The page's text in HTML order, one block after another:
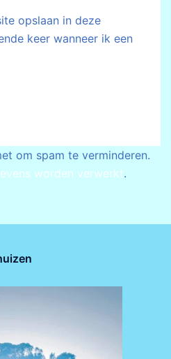
opslaan in deze
keer wanneer ik een
om spam te verminderen.
worden verwerkt.